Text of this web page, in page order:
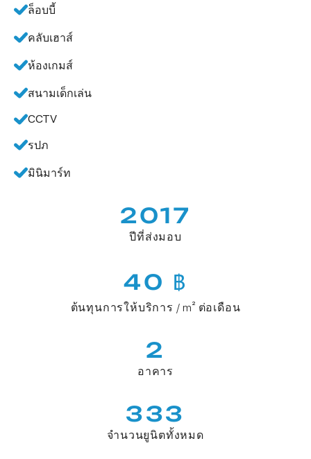
ล็อบบี้
คลับเฮาส์
ห้องเกมส์
สนามเด็กเล่น
CCTV
รปภ
มินิมาร์ท
2017
ปีที่ส่งมอบ
40 ฿
ต้นทุนการให้บริการ / m² ต่อเดือน
2
อาคาร
333
จำนวนยูนิตทั้งหมด